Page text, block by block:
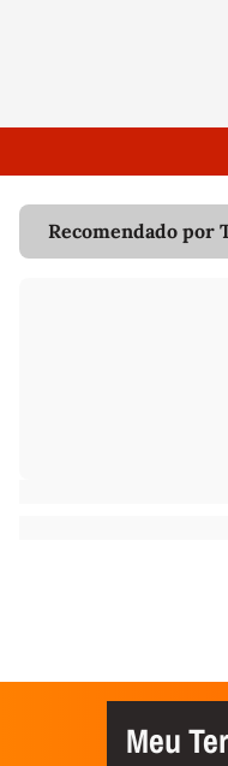
Recomendado por
Meu